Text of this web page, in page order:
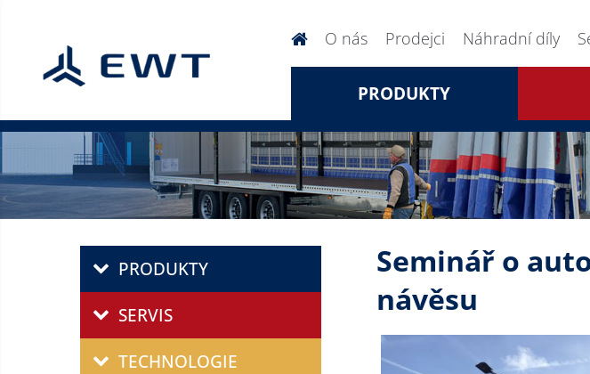
O nás Prodejci Náhradní díly
PRODUKTY
Seminář o
návěsu
PRODUKTY
SERVIS
TECHNOLOGIE